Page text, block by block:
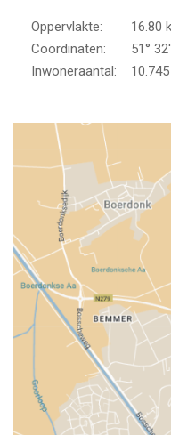
Oppervlakte: 16.80
Coördinaten: 51° 32′
Inwoneraantal: 10.745